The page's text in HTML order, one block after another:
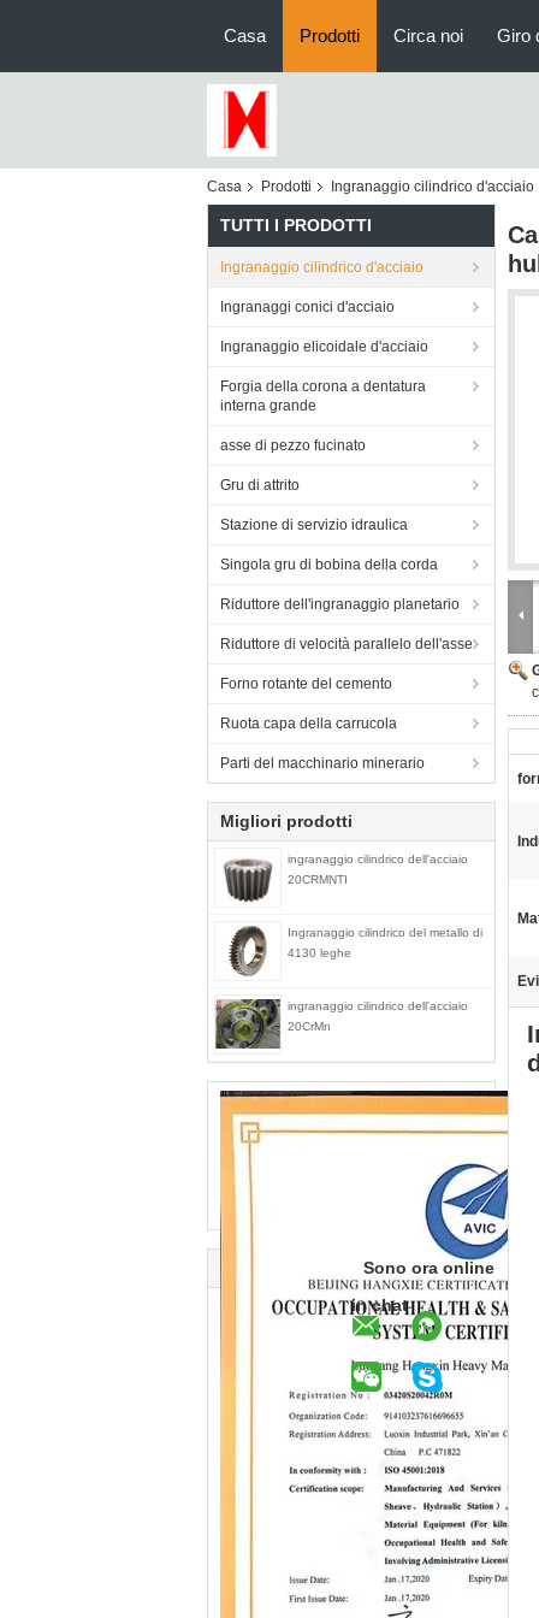
Casa Prodotti Circa noi Giro
Casa Prodotti Ingranaggio cilindrico d'acciaio
TUTTI I PRODOTTI
Ingranaggio cilindrico d'acciaio
Ingranaggi conici d'acciaio
Ingranaggio elicoidale d'acciaio
Forgia della corona a dentatura
interna grande
asse di pezzo fucinato
Gru di attrito
Stazione di servizio idraulica
Singola gru di bobina della corda
Riduttore dell'ingranaggio planetario
Riduttore di velocità parallelo dell'asse
Forno rotante del cemento
Ruota capa della carrucola
Parti del macchinario minerario
Migliori prodotti
ingranaggio cilindrico dell'acciaio
20CRMNTI
Ingranaggio cilindrico del metallo di
4130 leghe
ingranaggio cilindrico dell'acciaio
20CrMn
Sono ora online
in chat